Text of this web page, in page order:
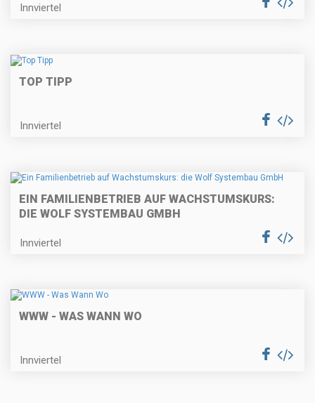
Innviertel
TOP TIPP
Innviertel
EIN FAMILIENBETRIEB AUF WACHSTUMSKURS:
DIE WOLF SYSTEMBAU GMBH
Innviertel
WWW - WAS WANN WO
Innviertel